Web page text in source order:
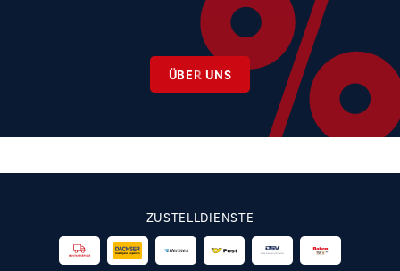
ÜBER UNS
ZUSTELLDIENSTE